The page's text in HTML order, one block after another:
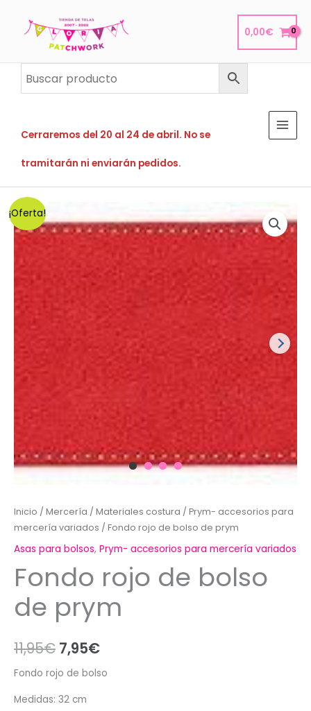
0,00€
Cerraremos del 20 al 24 de abril. No se
tramitarán ni enviarán pedidos.
¡Oferta!
Inicio / Mercería / Materiales costura / Prym- accesorios para
mercería variados / Fondo rojo de bolso de prym
Asas para bolsos, Prym- accesorios para mercería variados
Fondo rojo de bolso
de prym
11,95€ El
precio
original
7,95€El
precio
Fondo rojo de bolso
Medidas: 32 cm